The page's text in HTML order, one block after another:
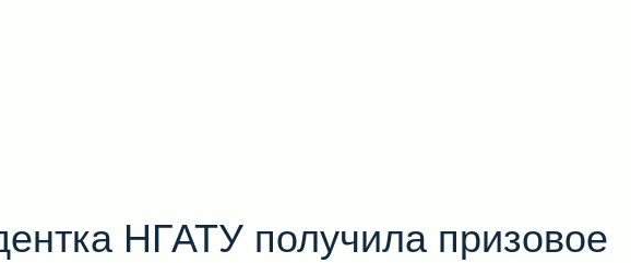
НГАТУ получила призовое